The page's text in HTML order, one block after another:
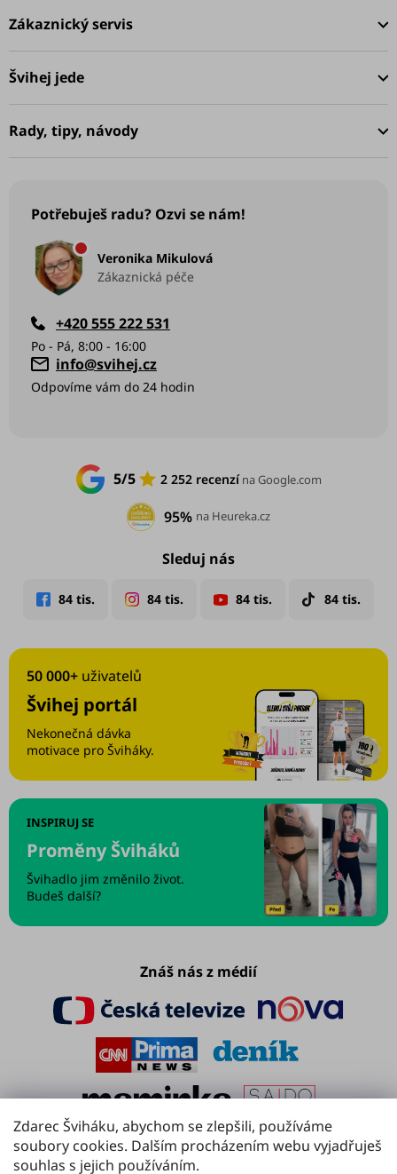
Zdarec Šviháku, abychom se zlepšili, používáme
soubory cookies. Dalším procházením webu vyjadřuješ
souhlas s jejich používáním.
á
p
a
Zákaznický servis
Švihej jede
Rady, tipy, návody
Potřebuješ radu? Ozvi se nám!
Veronika Mikulová
Zákaznická péče
info@svihej.cz
+420 555 222 531
Sleduj nás
5/5 2 252 recenzína Google.com
95% na Heureka.cz
50 000+ uživatelů
Švihej portál
Nekonečná dávka
motivace pro Šviháky.
INSPIRUJ SE
Proměny Šviháků
Švihadlo jim změnilo život.
Budeš další?
Znáš nás z médií